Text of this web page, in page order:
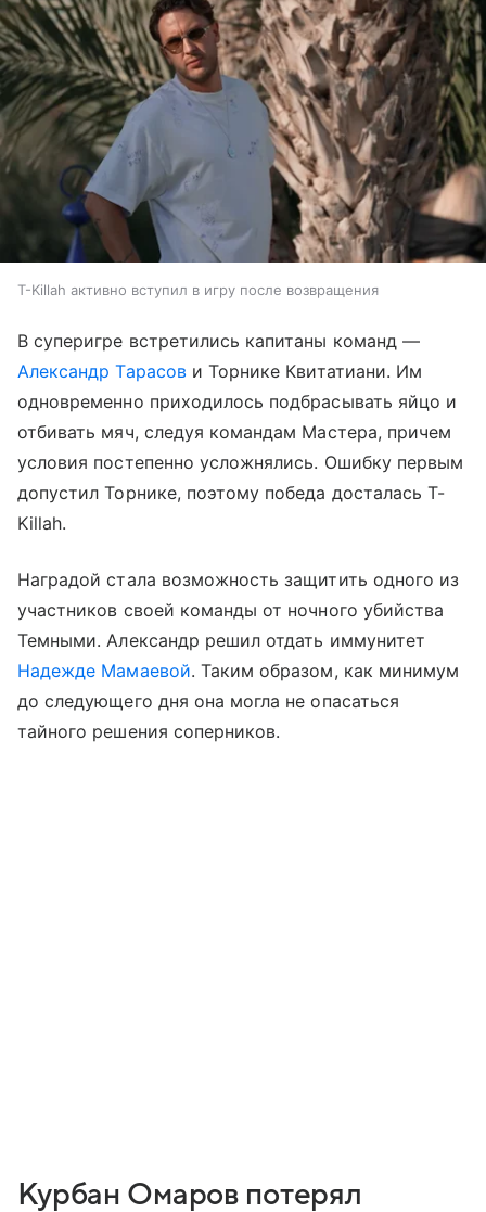
T-Killah активно вступил в игру после возвращения
В суперигре встретились капитаны команд —
Александр Тарасови Торнике Квитатиани. Им
одновременно приходилось подбрасывать яйцо и
отбивать мяч, следуя командам Мастера, причем
условия постепенно усложнялись. Ошибку первым
допустил Торнике, поэтому победа досталась T-
Killah.
Наградой стала возможность защитить одного из
участников своей команды от ночного убийства
Темными. Александр решил отдать иммунитет
Надежде Мамаевой. Таким образом, как минимум
до следующего дня она могла не опасаться
тайного решения соперников.
Курбан Омаров потерял